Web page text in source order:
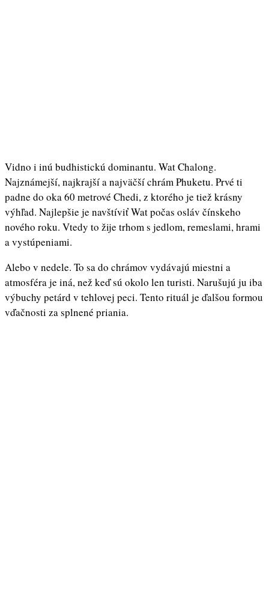
Vidno i inú budhistickú dominantu. Wat Chalong.
Najznámejší, najkrajší a najväčší chrám Phuketu. Prvé ti
padne do oka 60 metrové Chedi, z ktorého je tiež krásny
výhľad. Najlepšie je navštíviť Wat počas osláv čínskeho
nového roku. Vtedy to žije trhom s jedlom, remeslami, hrami
a vystúpeniami.
Alebo v nedele. To sa do chrámov vydávajú miestni a
atmosféra je iná, než keď sú okolo len turisti. Narušujú ju iba
výbuchy petárd v tehlovej peci. Tento rituál je ďalšou formou
vďačnosti za splnené priania.